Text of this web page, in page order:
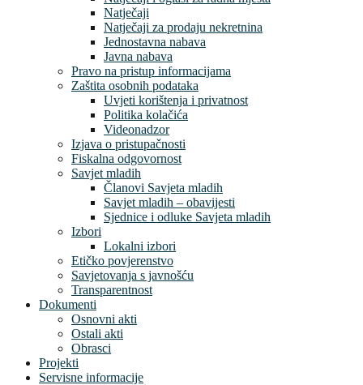
Natječaji
Natječaji za prodaju nekretnina
Jednostavna nabava
Javna nabava
Pravo na pristup informacijama
Zaštita osobnih podataka
Uvjeti korištenja i privatnost
Politika kolačića
Videonadzor
Izjava o pristupačnosti
Fiskalna odgovornost
Savjet mladih
Članovi Savjeta mladih
Savjet mladih – obavijesti
Sjednice i odluke Savjeta mladih
Izbori
Lokalni izbori
Etičko povjerenstvo
Savjetovanja s javnošću
Transparentnost
Dokumenti
Osnovni akti
Ostali akti
Obrasci
Projekti
Servisne informacije